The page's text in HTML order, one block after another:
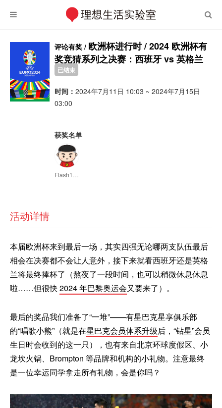
评论有奖 / 欧洲杯进行时 / 2024 欧洲杯有
奖竞猜系列之决赛：西班牙 vs 英格兰
已结束
时间： 2024年7月11日 10:03 ~ 2024年7月15日
03:00
获奖名单
活动详情
本届欧洲杯来到最后一场，其实四强无论哪两支队伍最后
相会在决赛都不会让人意外，接下来就看西班牙还是英格
兰将最终捧杯了（熬夜了一段时间，也可以稍微休息休息
啦……但很快2024 年巴黎奥运会又要来了）。
最后的奖品我们准备了“一堆”——有星巴克星享俱乐部
的“唱歌小熊”（就是在星巴克会员体系升级后，“钻星”会员
生日时会收到的这一只），也有来自北京环球度假区、小
龙坎火锅、Brompton 等品牌和机构的小礼物。注意最终
是一位幸运同学拿走所有礼物，会是你吗？